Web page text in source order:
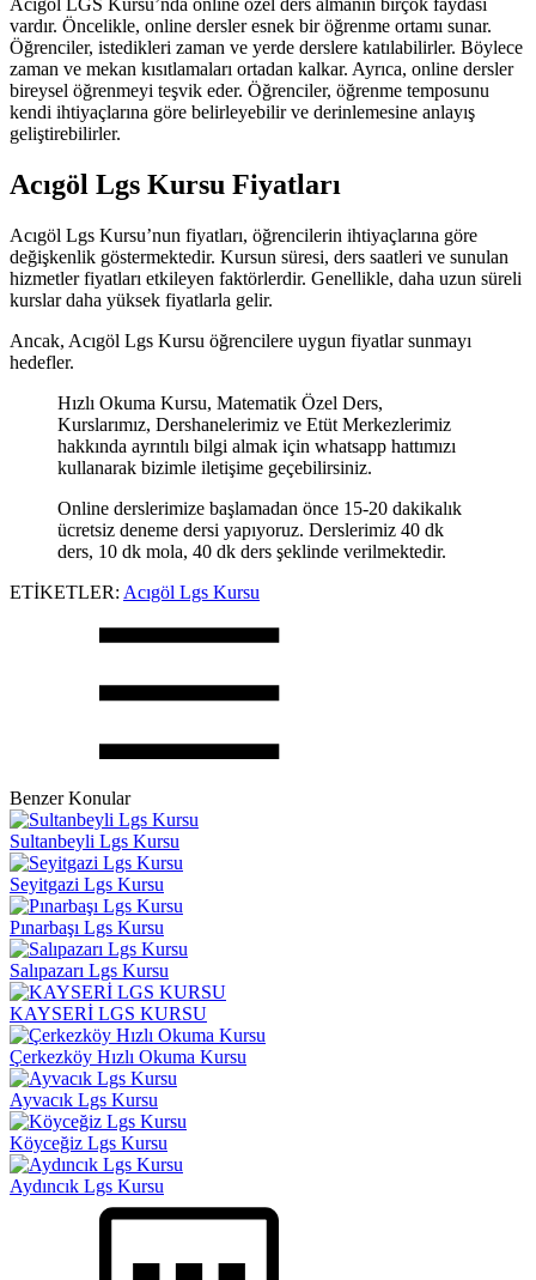
Acıgöl LGS Kursu’nda online özel ders almanın birçok faydası
vardır. Öncelikle, online dersler esnek bir öğrenme ortamı sunar.
Öğrenciler, istedikleri zaman ve yerde derslere katılabilirler. Böylece
zaman ve mekan kısıtlamaları ortadan kalkar. Ayrıca, online dersler
bireysel öğrenmeyi teşvik eder. Öğrenciler, öğrenme temposunu
kendi ihtiyaçlarına göre belirleyebilir ve derinlemesine anlayış
geliştirebilirler.
Acıgöl Lgs Kursu Fiyatları
Acıgöl Lgs Kursu’nun fiyatları, öğrencilerin ihtiyaçlarına göre
değişkenlik göstermektedir. Kursun süresi, ders saatleri ve sunulan
hizmetler fiyatları etkileyen faktörlerdir. Genellikle, daha uzun süreli
kurslar daha yüksek fiyatlarla gelir.
Ancak, Acıgöl Lgs Kursu öğrencilere uygun fiyatlar sunmayı
hedefler.
Hızlı Okuma Kursu, Matematik Özel Ders,
Kurslarımız, Dershanelerimiz ve Etüt Merkezlerimiz
hakkında ayrıntılı bilgi almak için whatsapp hattımızı
kullanarak bizimle iletişime geçebilirsiniz.
Online derslerimize başlamadan önce 15-20 dakikalık
ücretsiz deneme dersi yapıyoruz. Derslerimiz 40 dk
ders, 10 dk mola, 40 dk ders şeklinde verilmektedir.
ETİKETLER: Acıgöl Lgs Kursu
Benzer Konular
Sultanbeyli Lgs Kursu
Seyitgazi Lgs Kursu
Pınarbaşı Lgs Kursu
Salıpazarı Lgs Kursu
KAYSERİ LGS KURSU
Çerkezköy Hızlı Okuma Kursu
Ayvacık Lgs Kursu
Köyceğiz Lgs Kursu
Aydıncık Lgs Kursu